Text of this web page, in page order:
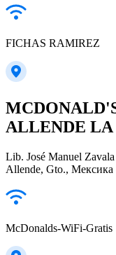
FICHAS RAMIREZ
ALLENDE
Lib. José Manuel
Allende, Gto., Мексика
McDonalds-WiFi-Gratis